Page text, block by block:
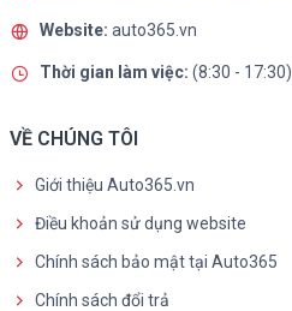
Website: auto365.vn
Thời gian làm việc: (8:30 - 17:30)
VỀ CHÚNG TÔI
Giới thiệu Auto365.vn
Điều khoản sử dụng website
Chính sách bảo mật tại Auto365
Chính sách đổi trả